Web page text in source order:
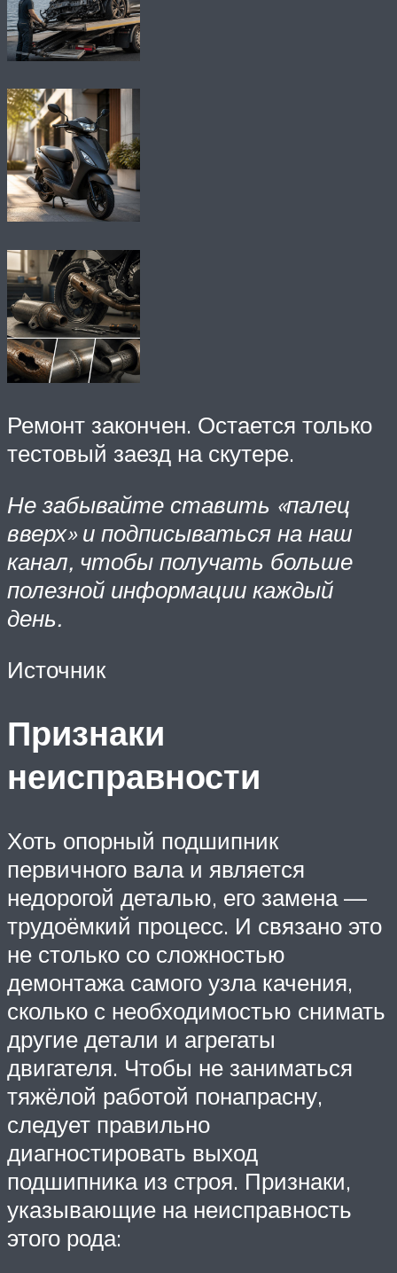
Ремонт закончен. Остается только
тестовый заезд на скутере.
Не забывайте ставить «палец
вверх» и подписываться на наш
канал, чтобы получать больше
полезной информации каждый
день.
Источник
Признаки
неисправности
Хоть опорный подшипник
первичного вала и является
недорогой деталью, его замена —
трудоёмкий процесс. И связано это
не столько со сложностью
демонтажа самого узла качения,
сколько с необходимостью снимать
другие детали и агрегаты
двигателя. Чтобы не заниматься
тяжёлой работой понапрасну,
следует правильно
диагностировать выход
подшипника из строя. Признаки,
указывающие на неисправность
этого рода: